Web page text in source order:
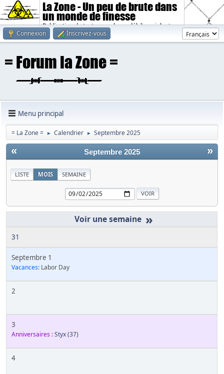
La Zone - Un peu de brute dans
un monde de finesse
Publication de textes sombres, débiles, violents.
Connexion
Inscrivez-vous
Menu principal
= La Zone = ► Calendrier ► Septembre 2025
« »
Septembre 2025
LISTE MOIS SEMAINE
»
31
Septembre 1
Vacances: Labor Day
2
3
Anniversaires :Styx(37)
4